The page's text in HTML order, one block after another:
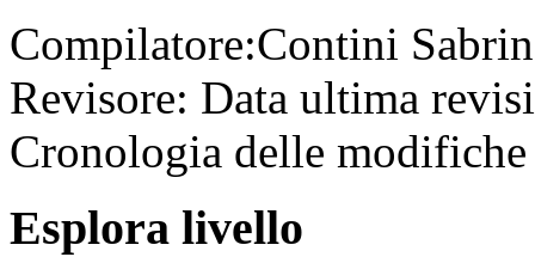
Compilatore:Contini
Revisore: Data ultima
Cronologia delle
Esplora livello